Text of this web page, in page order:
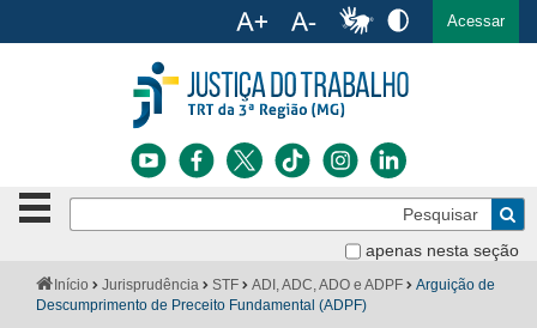
Ir para o menu Ir para a busca Ir para o rodapé
Acessar
apenas nesta seção
Botão
de
clique
Notícias
Você
está
Início Jurisprudência STF ADI, ADC, ADO e ADPF
Arguição de
Descumprimento de Preceito Fundamental (ADPF)